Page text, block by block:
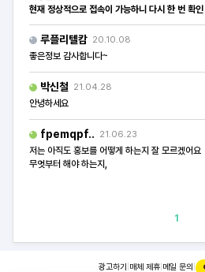
현재 정상적으로 접속이 가능하니 다시 한 번 확
루플리텔캄 20.10.08
좋은정보 감사합니다~
박신철 21.04.28
안녕하세요
fpemqpf.. 21.06.23
저는 아직도 홍보를 어떻게 하는지 잘 모르겠어요
무엇부터 해야 하는지,
1
광고하기 매체 제휴 메일 문의 |